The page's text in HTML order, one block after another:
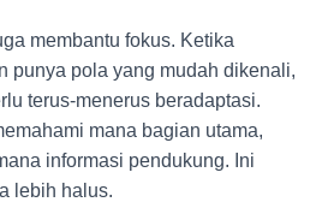
membantu fokus. Ketika
punya pola yang mudah dikenali,
terus-menerus beradaptasi.
mana bagian utama,
informasi pendukung. Ini
lebih halus.